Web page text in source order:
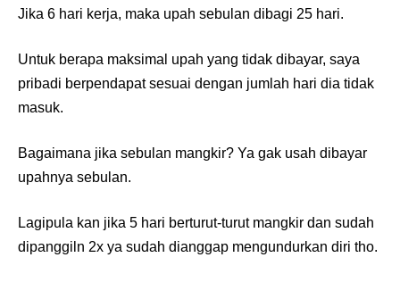
Jika 6 hari kerja, maka upah sebulan dibagi 25 hari.
Untuk berapa maksimal upah yang tidak dibayar, saya
pribadi berpendapat sesuai dengan jumlah hari dia tidak
masuk.
Bagaimana jika sebulan mangkir? Ya gak usah dibayar
upahnya sebulan.
Lagipula kan jika 5 hari berturut-turut mangkir dan sudah
dipanggiln 2x ya sudah dianggap mengundurkan diri tho.